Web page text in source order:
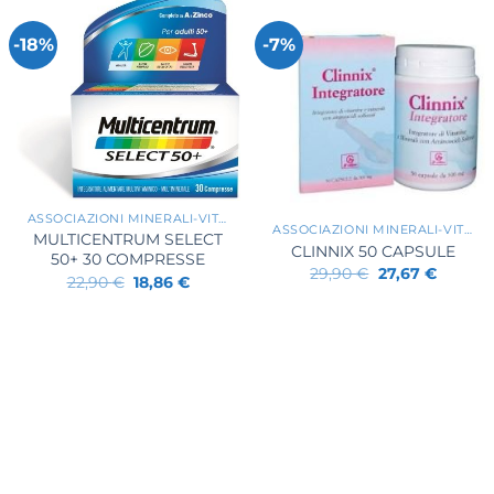
-18%
+
ASSOCIAZIONI MINERALI-VITAMINE
MULTICENTRUM SELECT
50+ 30 COMPRESSE
22,90€ Il
prezzo
18,86 €Il
-7%
ASSOCIAZIONI MINERALI-VITAMINE
CLINNIX 50 CAPSULE
29,90€ Il
prezzo
27,67 €Il